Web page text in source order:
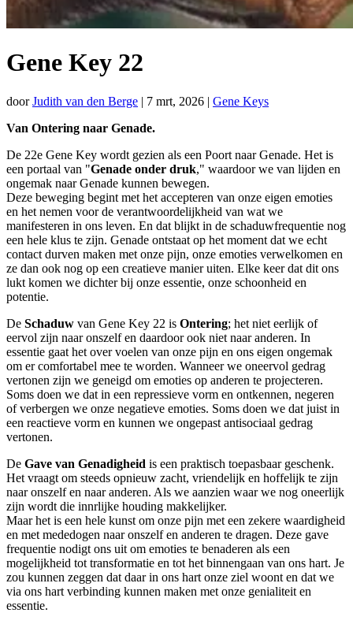
Gene Key 22
doorJudith van den Berge | 7 mrt, 2026 | Gene Keys
Van Ontering naar Genade.
De 22e Gene Key wordt gezien als een Poort naar Genade. Het is
een portaal van "Genade onder druk," waardoor we van lijden en
ongemak naar Genade kunnen bewegen.
Deze beweging begint met het accepteren van onze eigen emoties
en het nemen voor de verantwoordelijkheid van wat we
manifesteren in ons leven. En dat blijkt in de schaduwfrequentie nog
een hele klus te zijn. Genade ontstaat op het moment dat we echt
contact durven maken met onze pijn, onze emoties verwelkomen en
ze dan ook nog op een creatieve manier uiten. Elke keer dat dit ons
lukt komen we dichter bij onze essentie, onze schoonheid en
potentie.
De Schaduw van Gene Key 22 is Ontering; het niet eerlijk of
eervol zijn naar onszelf en daardoor ook niet naar anderen. In
essentie gaat het over voelen van onze pijn en ons eigen ongemak
om er comfortabel mee te worden. Wanneer we oneervol gedrag
vertonen zijn we geneigd om emoties op anderen te projecteren.
Soms doen we dat in een repressieve vorm en ontkennen, negeren
of verbergen we onze negatieve emoties. Soms doen we dat juist in
een reactieve vorm en kunnen we ongepast antisociaal gedrag
vertonen.
De Gave van Genadigheid is een praktisch toepasbaar geschenk.
Het vraagt om steeds opnieuw zacht, vriendelijk en hoffelijk te zijn
naar onszelf en naar anderen. Als we aanzien waar we nog oneerlijk
zijn wordt die innrlijke houding makkelijker.
Maar het is een hele kunst om onze pijn met een zekere waardigheid
en met mededogen naar onszelf en anderen te dragen. Deze gave
frequentie nodigt ons uit om emoties te benaderen als een
mogelijkheid tot transformatie en tot het binnengaan van ons hart. Je
zou kunnen zeggen dat daar in ons hart onze ziel woont en dat we
via ons hart verbinding kunnen maken met onze genialiteit en
essentie.